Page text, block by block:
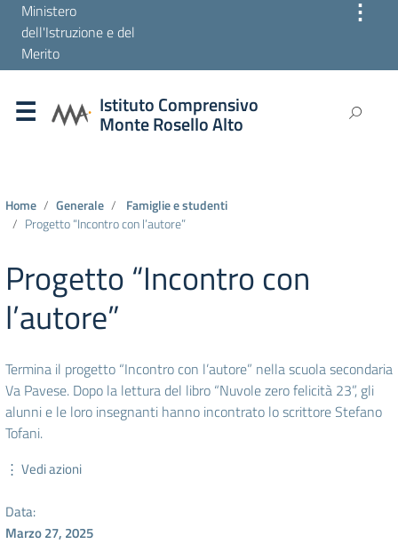
Ministero
dell'Istruzione e del
Merito
⋮
Istituto Comprensivo
Monte Rosello Alto
Home Generale
Famiglie e studenti
Progetto “Incontro con l’autore”
Progetto “Incontro con
l’autore”
Termina il progetto “Incontro con l’autore” nella scuola secondaria
Va Pavese. Dopo la lettura del libro “Nuvole zero felicità 23”, gli
alunni e le loro insegnanti hanno incontrato lo scrittore Stefano
Tofani.
⋮ Vedi azioni
Data:
Marzo 27, 2025